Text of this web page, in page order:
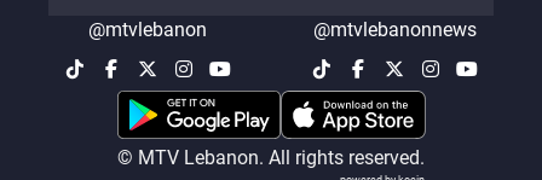
@mtvlebanonnews
@mtvlebanon
© MTV Lebanon. All rights reserved.